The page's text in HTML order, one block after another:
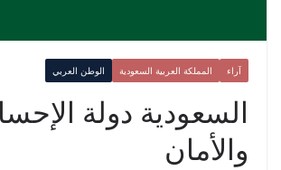
آراء المملكة العربية السعودية الوطن العربي
السعودية دولة
والأمان